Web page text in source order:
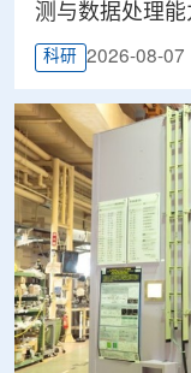
测与数据处理能
科研 2026-08-07